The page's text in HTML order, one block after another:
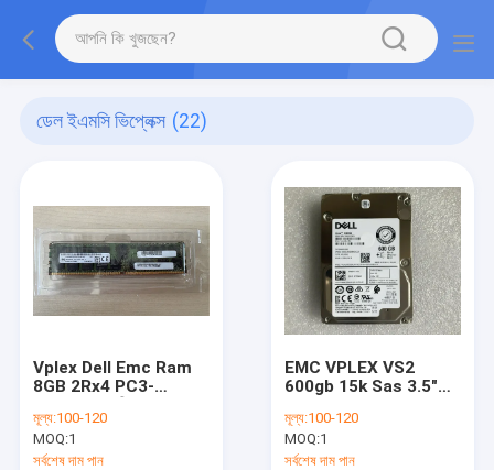
ডেল ইএমসি ভিপ্লেক্স (22)
Vplex Dell Emc Ram
8GB 2Rx4 PC3-
479
মূল্য:100-120
MOQ:1
সর্বশেষ দাম পান
EMC VPLEX VS2
600gb 15k Sas 3.5"
মূল্য:100-120
MOQ:1
সর্বশেষ দাম পান